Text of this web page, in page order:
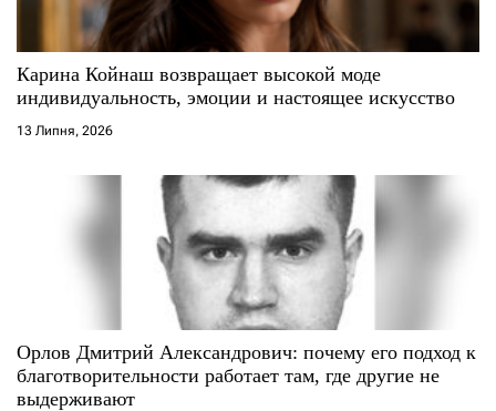
Карина Койнаш возвращает высокой моде
индивидуальность, эмоции и настоящее искусство
13 Липня, 2026
Орлов Дмитрий Александрович: почему его подход к
благотворительности работает там, где другие не
выдерживают